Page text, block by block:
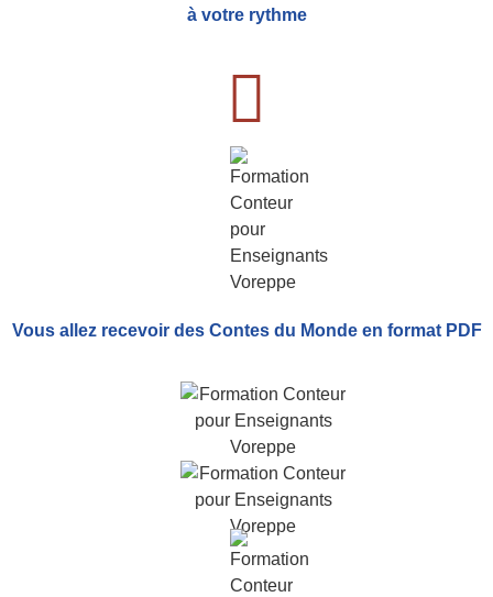
à votre rythme
Vous allez recevoir des Contes du Monde en format PDF